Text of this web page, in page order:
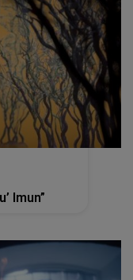
Imun”